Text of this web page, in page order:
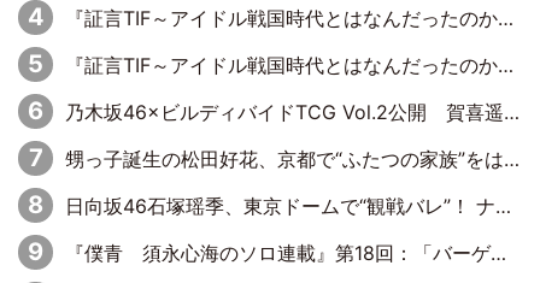
『証言TIF～アイドル戦国時代とはなんだったのか～』第11回：私立恵比寿中学・真山りか×安本彩花「TIFで10年ぶりのキョンシーメイクをしたら、場を完全に引かせてしまって。時代が変わったんだなって」
『証言TIF～アイドル戦国時代とはなんだったのか～』第10回：さくら学院・武藤彩未×飯田らうら「正直、中3で辞めるというのを信じてなくて。そう言われてはいたけど、嘘でしょって」
乃木坂46×ビルディバイドTCG Vol.2公開 賀喜遥香＆田村真佑が『京まふ』ステージに登壇
甥っ子誕生の松田好花、京都で“ふたつの家族”をはしご！ “母”黒谷友香に見送られ、“父”松岡昌宏とはハシゴ酒
日向坂46石塚瑶季、東京ドームで“観戦バレ”！ ナイツ・塙も認めた「巨人に詳しすぎるアイドル」は元VENUSスクール生で杉内コーチ推し⁉
『僕青 須永心海のソロ連載』第18回：「バーゲンセールハンターみうな inしまむら」編